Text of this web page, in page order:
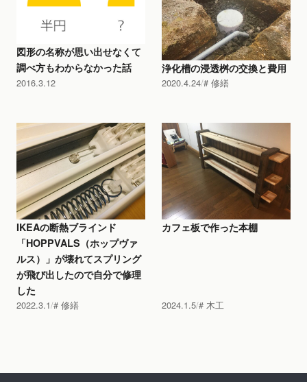
図形の名称が思い出せなくて
調べ方もわからなかった話
2016.3.12
浄化槽の浸透桝の交換と費用
2020.4.24 修繕
IKEAの断熱ブラインド
「HOPPVALS（ホップヴァ
ルス）」が壊れてスプリング
が飛び出したので自分で修理
した
2022.3.1 修繕
カフェ板で作った本棚
2024.1.5 木工